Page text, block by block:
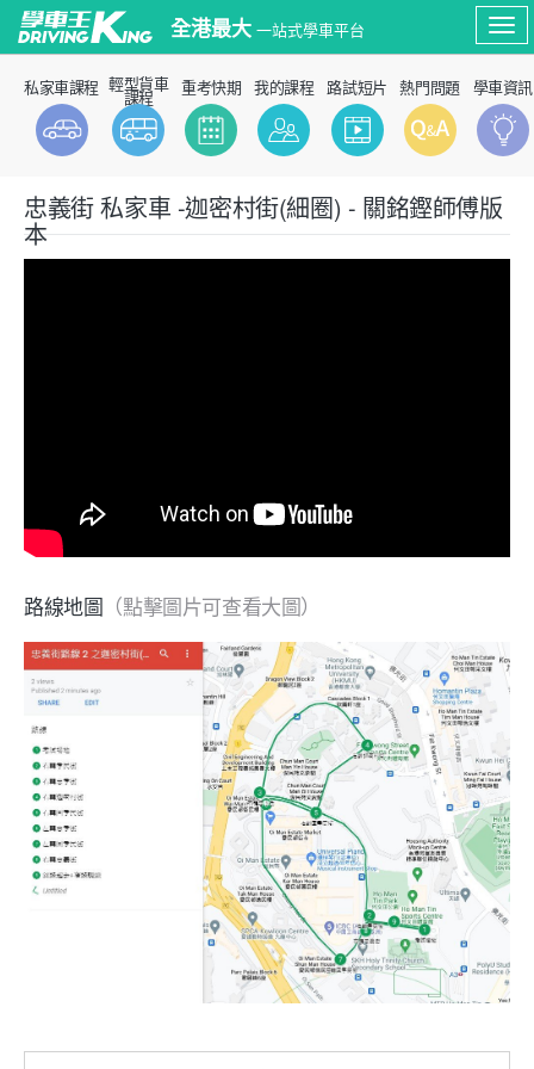
全港最大 一站式學車平台
私家車課程 輕型貨車
課程 重考快期 我的課程 路試短片 熱門問題 學車資訊
模擬筆試 路試短片
P牌資訊
忠義街 私家車 -迦密村街(細圈) - 關銘鏗師傅版
本
路線地圖 （點擊圖片可查看大圖）